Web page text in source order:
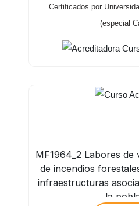
Certificados por
(especial
MF1964_2 Labores de
de incendios
infraestructuras
la